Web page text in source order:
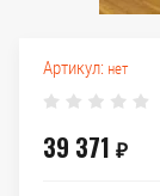
Артикул: нет
39 371 ₽